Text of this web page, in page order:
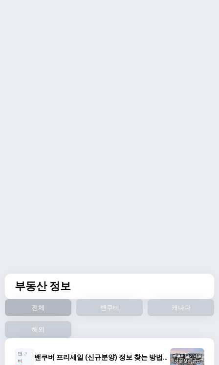
부동산 정보
전체 밴쿠버 캐나다
해외
밴쿠
버
밴쿠버 프리세일 (신규분양) 정보 찾는 방법